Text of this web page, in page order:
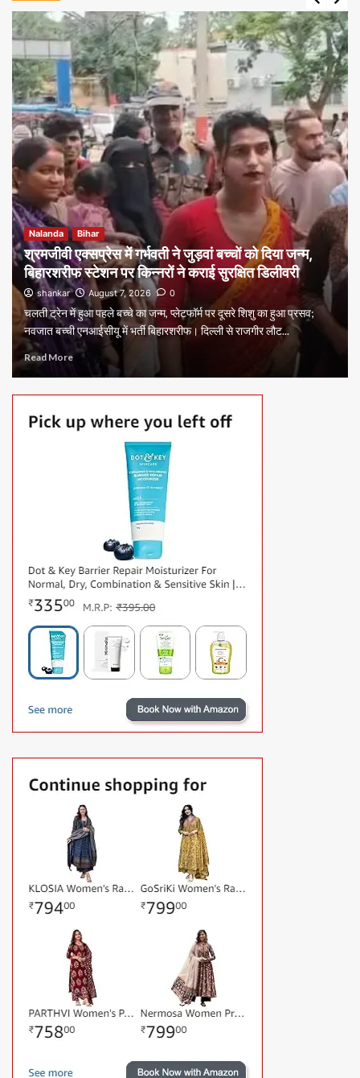
Nalanda Bihar
श्रमजीवी एक्सप्रेस में गर्भवती ने जुड़वां बच्चों को दिया जन्म,
बिहारशरीफ स्टेशन पर किन्नरों ने कराई सुरक्षित डिलीवरी
shankar August 7, 2026 0
चलती ट्रेन में हुआ पहले बच्चे का जन्म, प्लेटफॉर्म पर दूसरे शिशु का हुआ प्रसव;
नवजात बच्ची एनआईसीयू में भर्ती बिहारशरीफ। दिल्ली से राजगीर लौट...
Read More